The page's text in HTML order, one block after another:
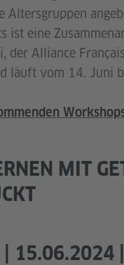
Altersgruppen
ist eine
der Alliance
läuft vom 14. Juni
MIT
| 15.06.2024